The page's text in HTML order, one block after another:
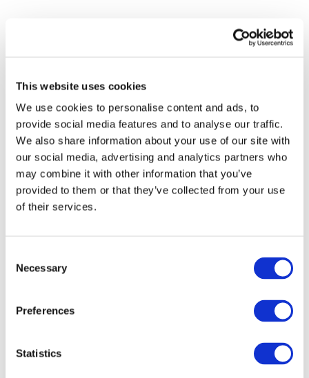
This website uses cookies
We use cookies to personalise content and ads, to
provide social media features and to analyse our traffic.
We also share information about your use of our site with
our social media, advertising and analytics partners who
may combine it with other information that you’ve
provided to them or that they’ve collected from your use
of their services.
Selection
Necessary
Preferences
Statistics